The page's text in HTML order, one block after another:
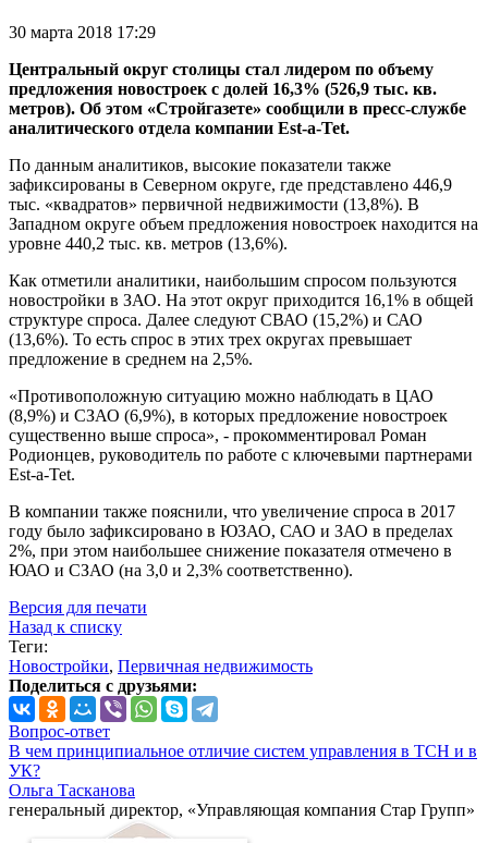
30 марта 2018 17:29
Центральный округ столицы стал лидером по объему
предложения новостроек с долей 16,3% (526,9 тыс. кв.
метров). Об этом «Стройгазете» сообщили в пресс-службе
аналитического отдела компании Est-a-Tet.
По данным аналитиков, высокие показатели также
зафиксированы в Северном округе, где представлено 446,9
тыс. «квадратов» первичной недвижимости (13,8%). В
Западном округе объем предложения новостроек находится на
уровне 440,2 тыс. кв. метров (13,6%).
Как отметили аналитики, наибольшим спросом пользуются
новостройки в ЗАО. На этот округ приходится 16,1% в общей
структуре спроса. Далее следуют СВАО (15,2%) и САО
(13,6%). То есть спрос в этих трех округах превышает
предложение в среднем на 2,5%.
«Противоположную ситуацию можно наблюдать в ЦАО
(8,9%) и СЗАО (6,9%), в которых предложение новостроек
существенно выше спроса», - прокомментировал Роман
Родионцев, руководитель по работе с ключевыми партнерами
Est-a-Tet.
В компании также пояснили, что увеличение спроса в 2017
году было зафиксировано в ЮЗАО, САО и ЗАО в пределах
2%, при этом наибольшее снижение показателя отмечено в
ЮАО и СЗАО (на 3,0 и 2,3% соответственно).
Версия для печати
Назад к списку
Теги:
Новостройки, Первичная недвижимость
Поделиться с друзьями:
Вопрос-ответ
В чем принципиальное отличие систем управления в ТСН и в
УК?
Ольга Тасканова
генеральный директор, «Управляющая компания Стар Групп»